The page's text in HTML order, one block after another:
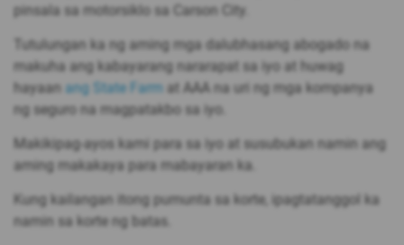
pinsala sa motorsiklo sa Carson City.
Tutulungan ka ng aming mga dalubhasang abogado na
makuha ang kabayarang nararapat sa iyo at huwag
hayaan ang State Farm at AAA na uri ng mga kompanya
ng seguro na magpatakbo sa iyo.
Makikipag-ayos kami para sa iyo at susubukan namin ang
aming makakaya para mabayaran ka.
Kung kailangan itong pumunta sa korte, ipagtatanggol ka
namin sa korte ng batas.